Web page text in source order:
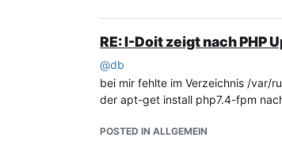
RE: I-Doit zeigt nach PHP
@db
bei mir fehlte im Verzeichnis /var/
der apt-get install php7.4-fpm
POSTED IN ALLGEMEIN